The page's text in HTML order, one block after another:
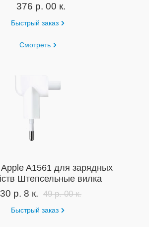
376 р. 00 к.
Быстрый заказ
Смотреть
A1561 для зарядных
Штепсельные вилка
30 р. 8 к. 49 р. 00 к.
Быстрый заказ